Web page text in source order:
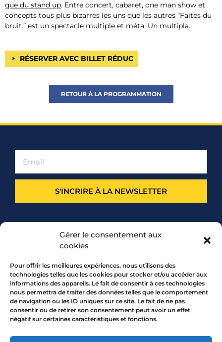
Gérer le consentement aux
cookies
Pour offrir les meilleures expériences, nous utilisons des
technologies telles que les cookies pour stocker et/ou accéder aux
informations des appareils. Le fait de consentir à ces technologies
nous permettra de traiter des données telles que le comportement
de navigation ou les ID uniques sur ce site. Le fait de ne pas
consentir ou de retirer son consentement peut avoir un effet
négatif sur certaines caractéristiques et fonctions.
que du stand up. Entre concert, cabaret, one man show et
concepts tous plus bizarres les uns que les autres “Faites du
bruit.” est un spectacle multiple et méta. Un multipla.
RÉSERVER AVEC BILLET RÉDUC
RETOUR À LA PROGRAMMATION
S'INCRIRE À LA NEWSLETTER